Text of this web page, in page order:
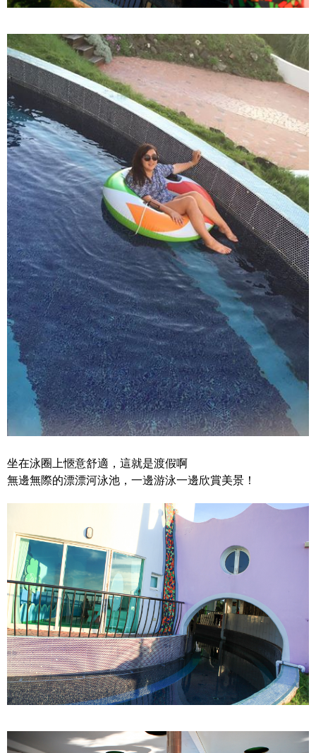
坐在泳圈上愜意舒適，這就是渡假啊
無邊無際的漂漂河泳池，一邊游泳一邊欣賞美景！